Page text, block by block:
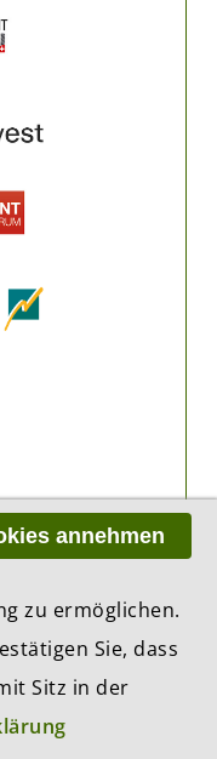
annehmen
zu ermöglichen.
Sie, dass
Sitz in der